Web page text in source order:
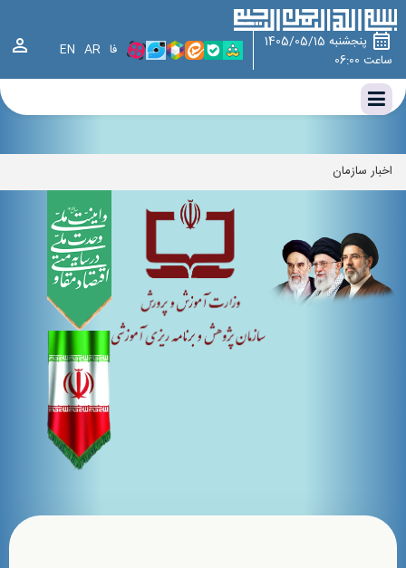
وزارت آموزش و پرورش ، سازمان پژوهش و برنامه ریزی آموزشی ، سازمان
پژوهش،چارت سازمانی سازمان پژوهش و برنامه‌ریزی آموزشی،اخبار سازمان
EN AR فا
پنجشنبه 1405/05/15
ساعت 06:00
اخبار سازمان